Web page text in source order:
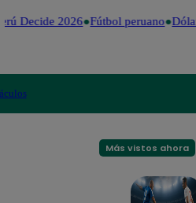
Decide 2026 Fútbol peruano Dólar
Más vistos ahora